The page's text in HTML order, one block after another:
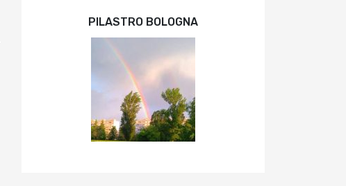
PILASTRO BOLOGNA